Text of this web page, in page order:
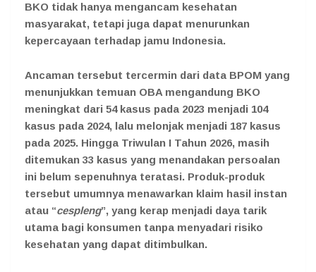
BKO tidak hanya mengancam kesehatan
masyarakat, tetapi juga dapat menurunkan
kepercayaan terhadap jamu Indonesia.
Ancaman tersebut tercermin dari data BPOM yang
menunjukkan temuan OBA mengandung BKO
meningkat dari 54 kasus pada 2023 menjadi 104
kasus pada 2024, lalu melonjak menjadi 187 kasus
pada 2025. Hingga Triwulan I Tahun 2026, masih
ditemukan 33 kasus yang menandakan persoalan
ini belum sepenuhnya teratasi. Produk-produk
tersebut umumnya menawarkan klaim hasil instan
atau “cespleng”, yang kerap menjadi daya tarik
utama bagi konsumen tanpa menyadari risiko
kesehatan yang dapat ditimbulkan.